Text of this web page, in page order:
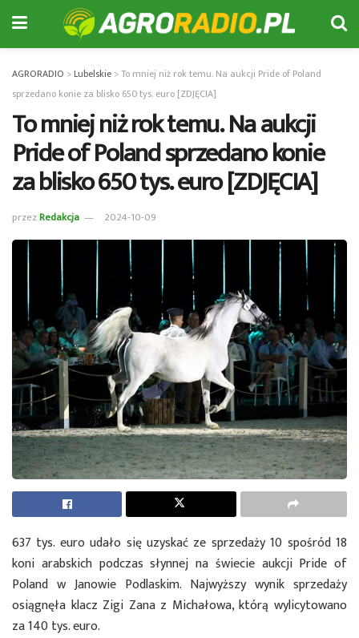
AGRORADIO >Lubelskie >To mniej niż rok temu. Na aukcji Pride of Poland
sprzedano konie za blisko 650 tys. euro [ZDJĘCIA]
To mniej niż rok temu. Na aukcji
Pride of Poland sprzedano konie
za blisko 650 tys. euro [ZDJĘCIA]
przezRedakcja 2024-10-09
637 tys. euro udało się uzyskać ze sprzedaży 10 spośród 18
koni arabskich podczas słynnej na świecie aukcji Pride of
Poland w Janowie Podlaskim. Najwyższy wynik sprzedaży
osiągnęła klacz Zigi Zana z Michałowa, którą wylicytowano
za 140 tys. euro.